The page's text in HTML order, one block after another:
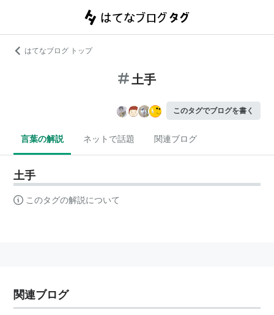
はてなブログ トップ
土手
このタグでブログを書く
言葉の解説 ネットで話題 関連ブログ
土手
このタグの解説について
関連ブログ